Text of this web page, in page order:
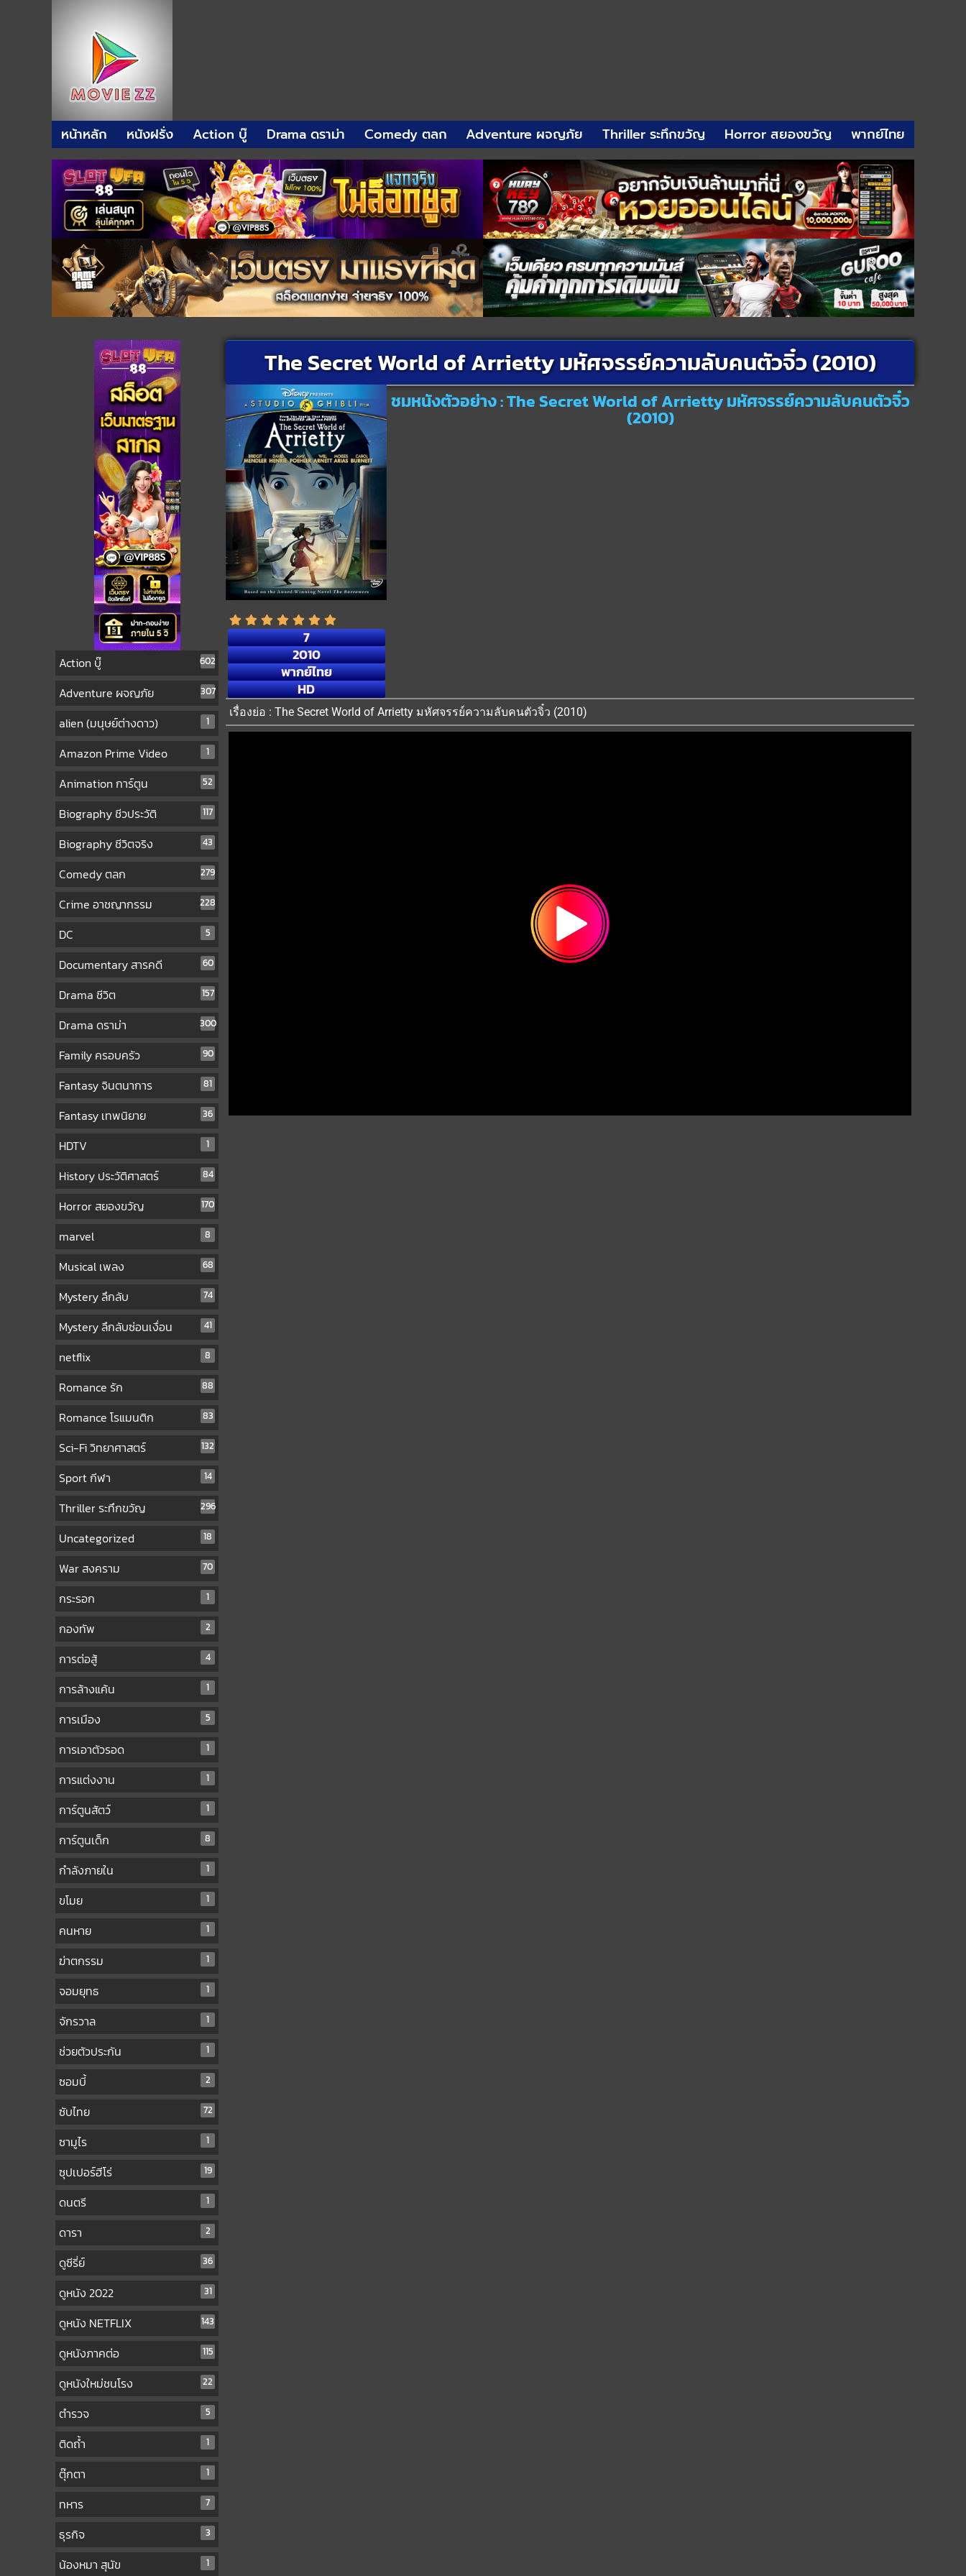
หน้าหลัก หนังฝรั่ง Action บู๊ Drama ดราม่า Comedy ตลก Adventure ผจญภัย Thriller ระทึกขวัญ Horror สยองขวัญ พากย์ไทย
Action บู๊ 602
Adventure ผจญภัย 307
alien (มนุษย์ต่างดาว) 1
Amazon Prime Video 1
Animation การ์ตูน 52
Biography ชีวประวัติ 117
Biography ชีวิตจริง 43
Comedy ตลก 279
Crime อาชญากรรม 228
DC 5
Documentary สารคดี 60
Drama ชีวิต 157
Drama ดราม่า 300
Family ครอบครัว 90
Fantasy จินตนาการ 81
Fantasy เทพนิยาย 36
HDTV 1
History ประวัติศาสตร์ 84
Horror สยองขวัญ 170
marvel 8
Musical เพลง 68
Mystery ลึกลับ 74
Mystery ลึกลับซ่อนเงื่อน 41
netflix 8
Romance รัก 88
Romance โรแมนติก 83
Sci-Fi วิทยาศาสตร์ 132
Sport กีฬา 14
Thriller ระทึกขวัญ 296
Uncategorized 18
War สงคราม 70
กระรอก 1
กองทัพ 2
การต่อสู้ 4
การล้างแค้น 1
การเมือง 5
การเอาตัวรอด 1
การแต่งงาน 1
การ์ตูนสัตว์ 1
การ์ตูนเด็ก 8
กำลังภายใน 1
ขโมย 1
คนหาย 1
ฆ่าตกรรม 1
จอมยุทธ 1
จักรวาล 1
ช่วยตัวประกัน 1
ซอมบี้ 2
ซับไทย 72
ซามูไร 1
ซุปเปอร์ฮีโร่ 19
ดนตรี 1
ดารา 2
ดูซีรี่ย์ 36
ดูหนัง 2022 31
ดูหนัง NETFLIX 143
ดูหนังภาคต่อ 115
ดูหนังใหม่ชนโรง 22
ตำรวจ 5
ติดถ้ำ 1
ตุ๊กตา 1
ทหาร 7
ธุรกิจ 3
น้องหมา สุนัข 1
The Secret World of Arrietty มหัศจรรย์ความลับคนตัวจิ๋ว (2010)
7
2010
พากย์ไทย
HD
ชมหนังตัวอย่าง : The Secret World of Arrietty มหัศจรรย์ความลับคนตัวจิ๋ว
(2010)
เรื่องย่อ : The Secret World of Arrietty มหัศจรรย์ความลับคนตัวจิ๋ว (2010)